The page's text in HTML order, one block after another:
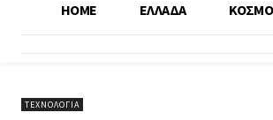
HOME ΕΛΛΑΔΑ
ΤΕΧΝΟΛΟΓΙΑ